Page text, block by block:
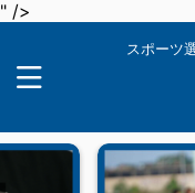
" />
スポーツ